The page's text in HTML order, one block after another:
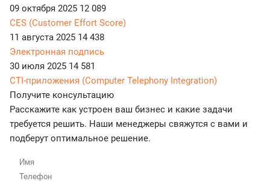
09 октября 2025 12 089
CES (Customer Effort Score)
11 августа 2025 14 438
Электронная подпись
30 июля 2025 14 581
CTI-приложения (Computer Telephony Integration)
Получите консультацию
Расскажите как устроен ваш бизнес и какие задачи
требуется решить. Наши менеджеры свяжутся с вами и
подберут оптимальное решение.